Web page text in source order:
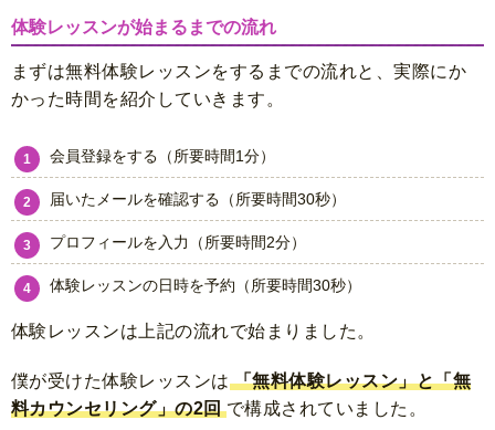
体験レッスンが始まるまでの流れ
まずは無料体験レッスンをするまでの流れと、実際にか
かった時間を紹介していきます。
会員登録をする（所要時間1分）
届いたメールを確認する（所要時間30秒）
プロフィールを入力（所要時間2分）
体験レッスンの日時を予約（所要時間30秒）
体験レッスンは上記の流れで始まりました。
僕が受けた体験レッスンは 「無料体験レッスン」と「無
料カウンセリング」の2回 で構成されていました。